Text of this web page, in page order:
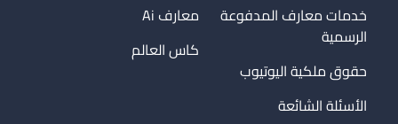
خدمات معارف المدفوعة
الرسمية
حقوق ملكية اليوتيوب
الأسئلة الشائعة
معارف Ai
كاس العالم